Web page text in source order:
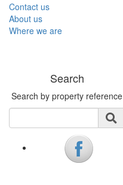
Contact us
About us
Where we are
Search
Search by property reference